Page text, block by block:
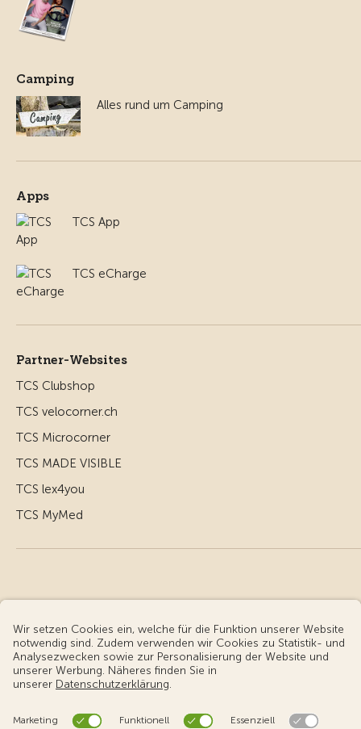
Camping
Alles rund um Camping
Apps
TCS App
TCS eCharge
Partner-Websites
TCS Clubshop
TCS velocorner.ch
TCS Microcorner
TCS MADE VISIBLE
TCS lex4you
TCS MyMed
© Touring Club Schweiz
Benutzungsbedingungen - rechtliche Informationen